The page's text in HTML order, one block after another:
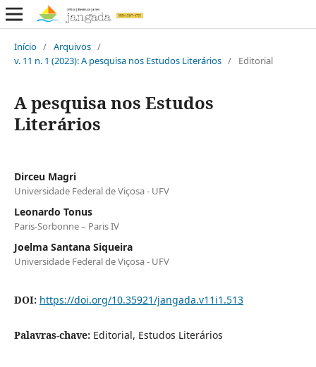
Início / Arquivos /
v. 11 n. 1 (2023): A pesquisa nos Estudos Literários / Editorial
A pesquisa nos Estudos
Literários
Dirceu Magri
Universidade Federal de Viçosa - UFV
Leonardo Tonus
Paris-Sorbonne – Paris IV
Joelma Santana Siqueira
Universidade Federal de Viçosa - UFV
DOI: https://doi.org/10.35921/jangada.v11i1.513
Palavras-chave: Editorial, Estudos Literários